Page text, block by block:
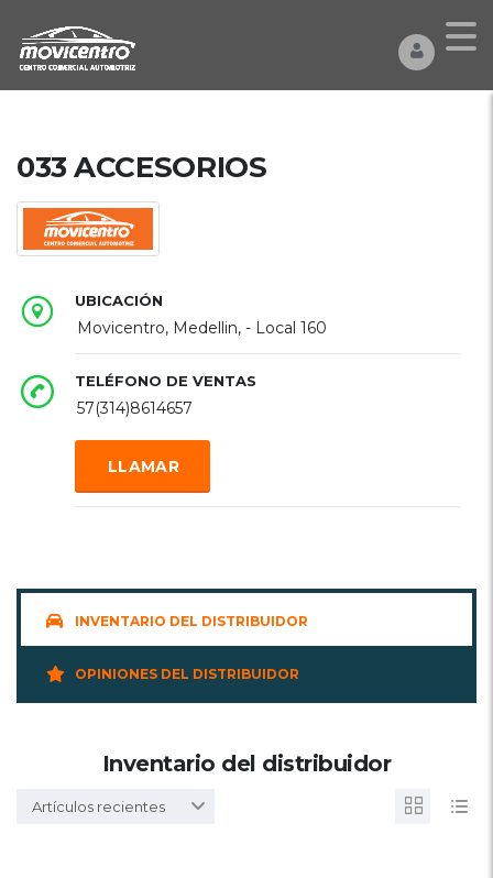
033 ACCESORIOS
UBICACIÓN
Movicentro, Medellin, - Local 160
TELÉFONO DE VENTAS
57(314)8614657
LLAMAR
INVENTARIO DEL DISTRIBUIDOR
OPINIONES DEL DISTRIBUIDOR
Inventario del distribuidor
Artículos recientes